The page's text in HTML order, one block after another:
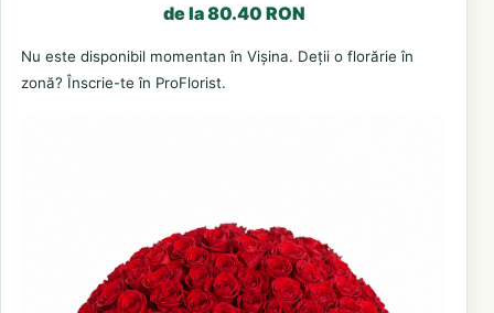
de la 80.40 RON
Nu este disponibil momentan în Vișina. Deții o florărie în
zonă? Înscrie-te în ProFlorist.